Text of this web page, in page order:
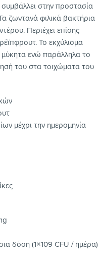
στην προστασία
ζωντανά φιλικά βακτήρια
Περιέχει επίσης
Το εκχύλισμα
ενώ παράλληλα το
του στα τοιχώματα του
μέχρι την ημερομηνία
δόση (1×109 CFU / ημέρα)